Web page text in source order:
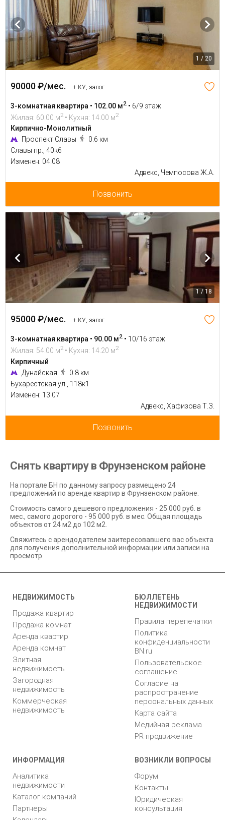
1 / 20
90000 ₽/мес. + КУ, залог
3-комнатная квартира • 102.00 м2 • 6/9 этаж
Жилая: 60.00 м2 • Кухня: 14.00 м2
Кирпично-Монолитный
Проспект Славы
0.6 км
Славы пр., 40к6
Изменен: 04.08
Адвекс, Чемпосова Ж.А.
Позвонить
1 / 18
95000 ₽/мес. + КУ, залог
3-комнатная квартира • 90.00 м2 • 10/16 этаж
Жилая: 54.00 м2 • Кухня: 14.20 м2
Кирпичный
Дунайская
0.8 км
Бухарестская ул., 118к1
Изменен: 13.07
Адвекс, Хафизова Т.З.
Позвонить
Снять квартиру в Фрунзенском районе
На портале БН по данному запросу размещено 24
предложений по аренде квартир в Фрунзенском районе.
Стоимость самого дешевого предложения - 25 000 руб. в
мес., самого дорогого - 95 000 руб. в мес. Общая площадь
объектов от 24 м2 до 102 м2.
Свяжитесь с арендодателем заитересовавшего вас объекта
для получения дополнительной информации или записи на
просмотр.
НЕДВИЖИМОСТЬ
Продажа квартир
Продажа комнат
Аренда квартир
Аренда комнат
Элитная
недвижимость
Загородная
недвижимость
Коммерческая
недвижимость
БЮЛЛЕТЕНЬ
НЕДВИЖИМОСТИ
Правила перепечатки
Политика
конфиденциальности
BN.ru
Пользовательское
соглашение
Согласие на
распространение
персональных данных
Карта сайта
Медийная реклама
PR продвижение
ИНФОРМАЦИЯ
Аналитика
недвижимости
Каталог компаний
Партнеры
ВОЗНИКЛИ ВОПРОСЫ
Форум
Контакты
Юридическая
консультация